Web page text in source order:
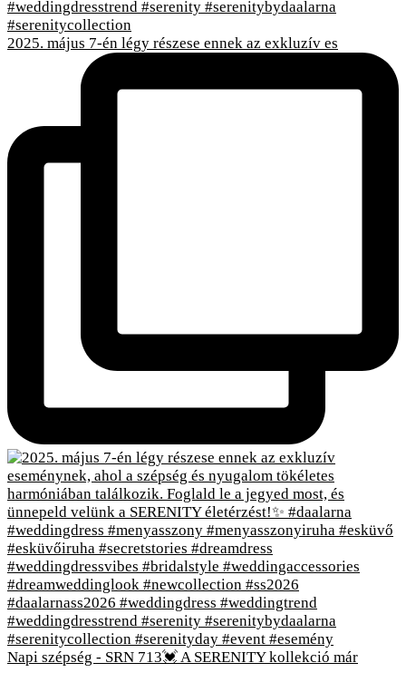
2025. május 7-én légy részese ennek az exkluzív es
Napi szépség - SRN 713💓 A SERENITY kollekció már